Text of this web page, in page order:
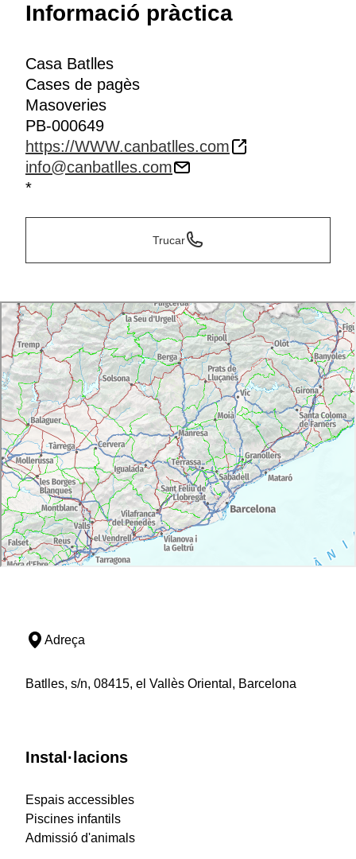
Informació pràctica
Casa Batlles
Cases de pagès
Masoveries
PB-000649
https://WWW.canbatlles.com
info@canbatlles.com
*
Trucar
Adreça
Batlles, s/n, 08415, el Vallès Oriental, Barcelona
Instal·lacions
Espais accessibles
Piscines infantils
Admissió d'animals